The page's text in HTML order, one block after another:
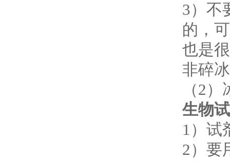
3）不
的，
也是
非碎
（2 ）
生物
1 ）试
2 ）要